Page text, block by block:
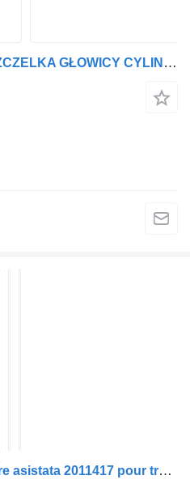
Kit de réparation DAF USZCZELKA GŁOWICY CYLINDRÓW SPRĘŻARKI 2245377 pour tracteur routier DAF XF FL 106
Kit de réparation Kit pornire asistata 2011417 pour tracteur routier DAF XF